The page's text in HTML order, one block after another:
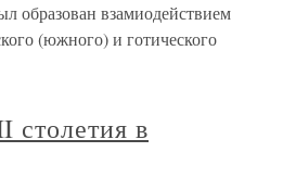
образован взамиодействием
(южного) и готического
столетия в